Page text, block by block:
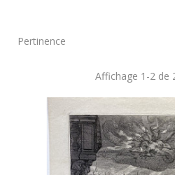
Pertinence
Affichage 1-2 de